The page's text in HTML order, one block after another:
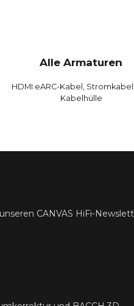
Alle Armaturen
HDMI eARC-Kabel,
Kabelhülle
CANVAS HiFi-